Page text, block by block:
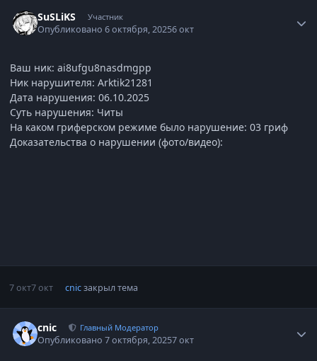
SuSLiKS Участник
Опубликовано6 октября, 20256 окт
Ваш ник: ai8ufgu8nasdmgpp
Ник нарушителя: Arktik21281
Дата нарушения: 06.10.2025
Суть нарушения: Читы
На каком гриферском режиме было нарушение: 03 гриф
Доказательства о нарушении (фото/видео):
7 окт7 окт cnicзакрыл тема
cnic Главный Модератор
Опубликовано7 октября, 20257 окт